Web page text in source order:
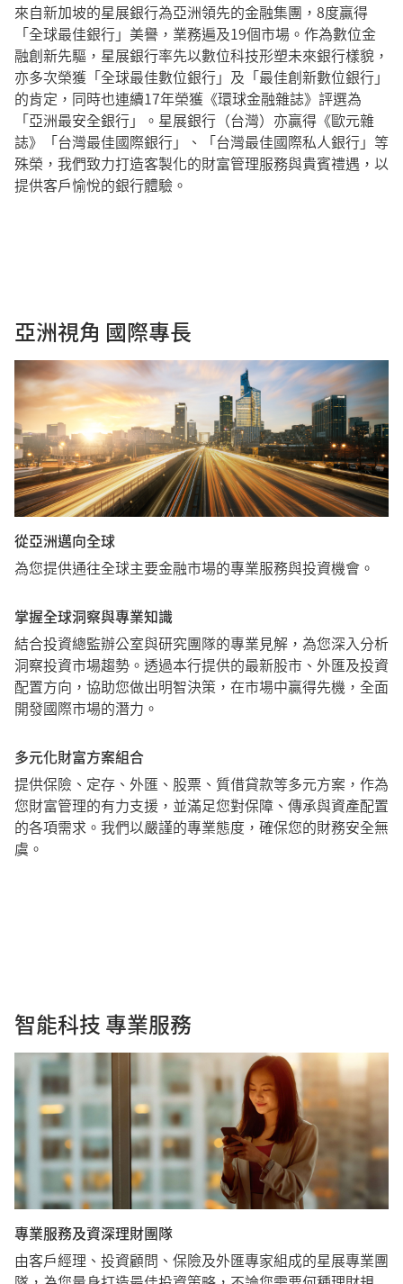
來自新加坡的星展銀行為亞洲領先的金融集團，8度贏得
「全球最佳銀行」美譽，業務遍及19個市場。作為數位金
融創新先驅，星展銀行率先以數位科技形塑未來銀行樣貌，
亦多次榮獲「全球最佳數位銀行」及「最佳創新數位銀行」
的肯定，同時也連續17年榮獲《環球金融雜誌》評選為
「亞洲最安全銀行」。星展銀行（台灣）亦贏得《歐元雜
誌》「台灣最佳國際銀行」、「台灣最佳國際私人銀行」等
殊榮，我們致力打造客製化的財富管理服務與貴賓禮遇，以
提供客戶愉悅的銀行體驗。
亞洲視角 國際專長​​
從亞洲邁向全球
為您提供通往全球主要金融市場的專業服務與投資機會。
掌握全球洞察與專業知識
結合投資總監辦公室與研究團隊的專業見解，為您深入分析
洞察投資市場趨勢。透過本行提供的最新股市、外匯及投資
配置方向，協助您做出明智決策，在市場中贏得先機，全面
開發國際市場的潛力。​
多元化財富方案組合
提供保險、定存、外匯、股票、質借貸款等多元方案，作為
您財富管理的有力支援，並滿足您對保障、傳承與資產配置
的各項需求。我們以嚴謹的專業態度，確保您的財務安全無
虞。​​
智能科技 專業服務
專業服務及資深理財團隊​
由客戶經理、投資顧問、保險及外匯專家組成的星展專業團